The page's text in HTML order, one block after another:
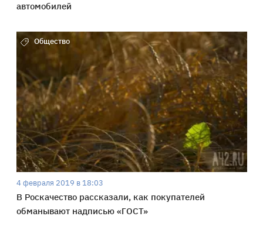
автомобилей
Общество
4 февраля 2019 в 18:03
В Роскачество рассказали, как покупателей
обманывают надписью «ГОСТ»